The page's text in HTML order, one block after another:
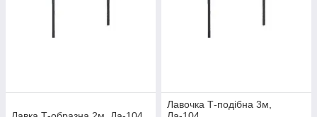
Лавочка Т-подібна 3м,